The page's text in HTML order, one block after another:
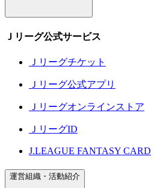
Ｊリーグ公式サービス
Ｊリーグチケット
Ｊリーグ公式アプリ
Ｊリーグオンラインストア
ＪリーグID
J.LEAGUE FANTASY CARD
運営組織・活動紹介